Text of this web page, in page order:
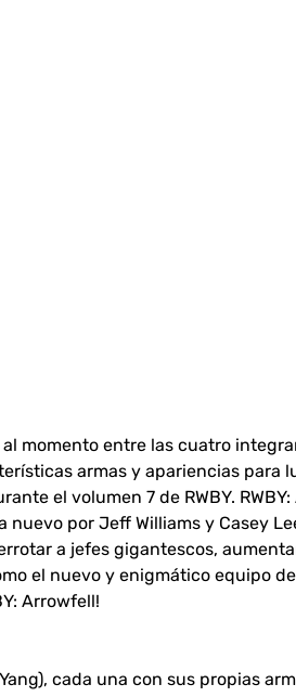
momento entre las cuatro
armas y apariencias para
el volumen 7 de RWBY.
por Jeff Williams y Casey
a jefes gigantescos,
el nuevo y enigmático equipo de
Arrowfell!
cada una con sus propias